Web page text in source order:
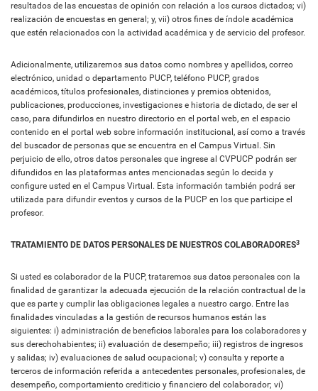
resultados de las encuestas de opinión con relación a los cursos dictados; vi)
realización de encuestas en general; y, vii) otros fines de índole académica
que estén relacionados con la actividad académica y de servicio del profesor.
Adicionalmente, utilizaremos sus datos como nombres y apellidos, correo
electrónico, unidad o departamento PUCP, teléfono PUCP, grados
académicos, títulos profesionales, distinciones y premios obtenidos,
publicaciones, producciones, investigaciones e historia de dictado, de ser el
caso, para difundirlos en nuestro directorio en el portal web, en el espacio
contenido en el portal web sobre información institucional, así como a través
del buscador de personas que se encuentra en el Campus Virtual. Sin
perjuicio de ello, otros datos personales que ingrese al CVPUCP podrán ser
difundidos en las plataformas antes mencionadas según lo decida y
configure usted en el Campus Virtual. Esta información también podrá ser
utilizada para difundir eventos y cursos de la PUCP en los que participe el
profesor.
TRATAMIENTO DE DATOS PERSONALES DE NUESTROS COLABORADORES3
Si usted es colaborador de la PUCP, trataremos sus datos personales con la
finalidad de garantizar la adecuada ejecución de la relación contractual de la
que es parte y cumplir las obligaciones legales a nuestro cargo. Entre las
finalidades vinculadas a la gestión de recursos humanos están las
siguientes: i) administración de beneficios laborales para los colaboradores y
sus derechohabientes; ii) evaluación de desempeño; iii) registros de ingresos
y salidas; iv) evaluaciones de salud ocupacional; v) consulta y reporte a
terceros de información referida a antecedentes personales, profesionales, de
desempeño, comportamiento crediticio y financiero del colaborador; vi)